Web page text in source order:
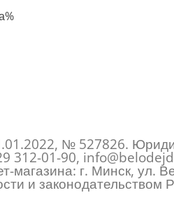
№ 527826.
312-01-90,
магазина: г. Минск, ул.
и законодательством